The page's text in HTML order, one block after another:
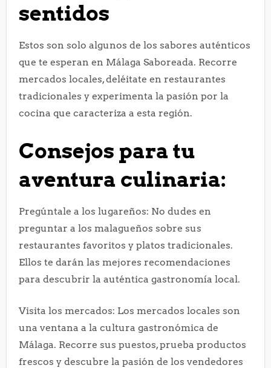
sentidos
Estos son solo algunos de los sabores auténticos
que te esperan en Málaga Saboreada. Recorre
mercados locales, deléitate en restaurantes
tradicionales y experimenta la pasión por la
cocina que caracteriza a esta región.
Consejos para tu
aventura culinaria:
Pregúntale a los lugareños: No dudes en
preguntar a los malagueños sobre sus
restaurantes favoritos y platos tradicionales.
Ellos te darán las mejores recomendaciones
para descubrir la auténtica gastronomía local.
Visita los mercados: Los mercados locales son
una ventana a la cultura gastronómica de
Málaga. Recorre sus puestos, prueba productos
frescos y descubre la pasión de los vendedores